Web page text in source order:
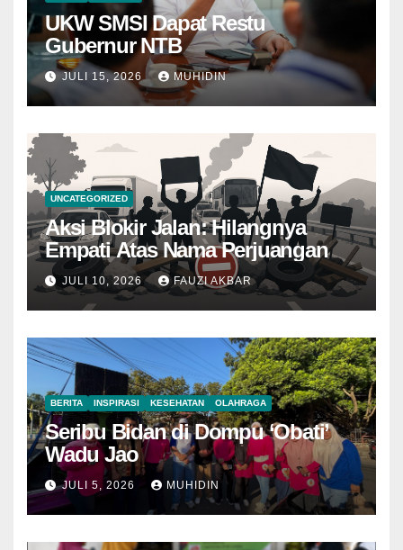
UKW SMSI Dapat Restu
Gubernur NTB
JULI 15, 2026 MUHIDIN
UNCATEGORIZED
Aksi Blokir Jalan: Hilangnya
Empati Atas Nama Perjuangan
JULI 10, 2026 FAUZI AKBAR
BERITA INSPIRASI KESEHATAN OLAHRAGA
Seribu Bidan di Dompu ‘Obati’
Wadu Jao
JULI 5, 2026 MUHIDIN